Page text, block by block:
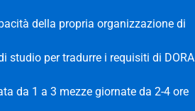
della propria organizzazione di
studio per tradurre i requisiti di DORA
da 1 a 3 mezze giornate da 2-4 ore